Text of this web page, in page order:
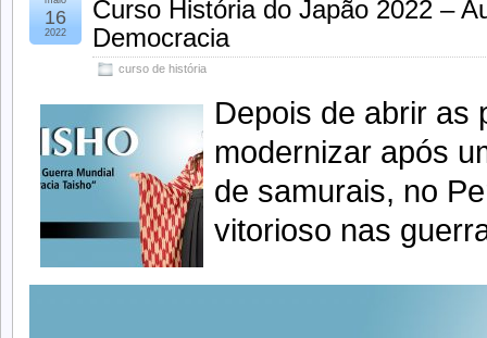
Curso História do Japão 2022 –
Democracia
curso de história
16
2022
Depois de abrir as
modernizar após
de samurais, no
vitorioso nas